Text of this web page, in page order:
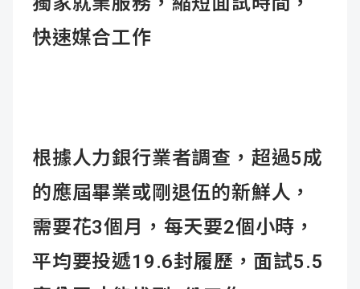
快速媒合工作
根據人力銀行業者調查，超過5成
的應屆畢業或剛退伍的新鮮人，
需要花3個月，每天要2個小時，
平均要投遞19.6封履歷，面試5.5